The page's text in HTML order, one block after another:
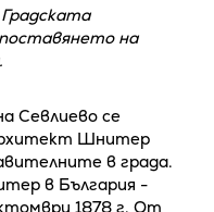
на
Севлиево се
Шнитер
в града.
в България -
1878 г. От